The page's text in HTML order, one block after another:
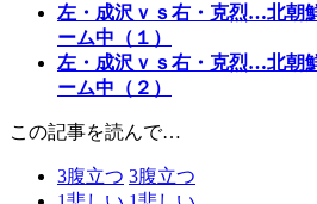
左・成沢ｖｓ右・克烈…北朝
ーム中（１）
左・成沢ｖｓ右・克烈…北朝
ーム中（２）
この記事を読んで…
3腹立つ 3腹立つ